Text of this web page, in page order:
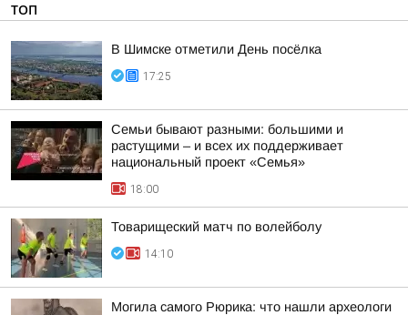
ТОП
В Шимске отметили День посёлка
17:25
Семьи бывают разными: большими и
растущими – и всех их поддерживает
национальный проект «Семья»
18:00
Товарищеский матч по волейболу
14:10
Могила самого Рюрика: что нашли археологи